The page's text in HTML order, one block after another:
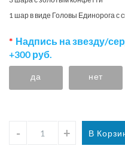
1 шар в виде Головы Единорога с
Надпись на звезду/
+300 руб.
да нет